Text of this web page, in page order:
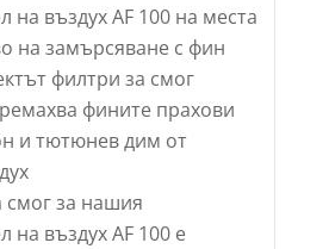
на въздух AF 100 на места
на замърсяване с фин
филтри за смог
фините прахови
и тютюнев дим от
за нашия
на въздух AF 100 е